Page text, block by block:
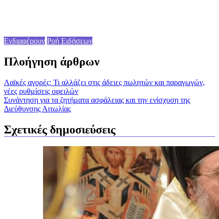
Ενδιαφέρουν Ροή Ειδήσεων
Πλοήγηση άρθρων
Λαϊκές αγορές: Τι αλλάζει στις άδειες πωλητών και παραγωγών,
νέες ρυθμίσεις οφειλών
Συνάντηση για τα ζητήματα ασφάλειας και την ενίσχυση της
Διεύθυνσης Αιτωλίας
Σχετικές δημοσιεύσεις